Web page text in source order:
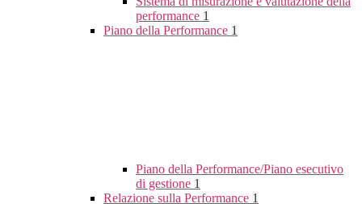
performance 1
Piano della Performance 1
Piano della Performance/Piano esecutivo
di gestione 1
Relazione sulla Performance 1